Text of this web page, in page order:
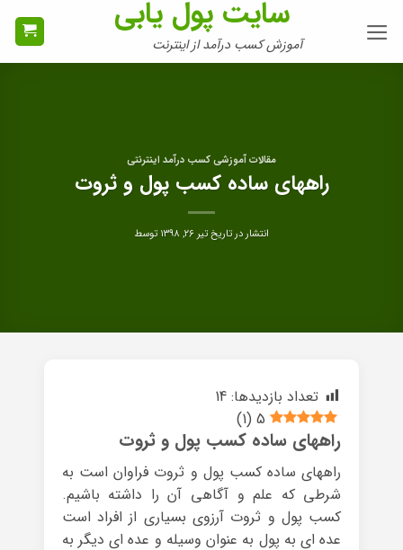
سایت پول یابی
آموزش کسب درآمد از اینترنت
مقالات آموزشی کسب درآمد اینترنتی
راههای ساده کسب پول و ثروت
انتشار در تاریختیر ۲۶, ۱۳۹۸ توسط
تعداد بازدیدها: 14
5
(
1
)
راههای ساده کسب پول و ثروت
راههای ساده کسب پول و ثروت فراوان است به
شرطی که علم و آگاهی آن را داشته باشیم.
کسب پول و ثروت آرزوی بسیاری از افراد است
عده ای به پول به عنوان وسیله و عده ای دیگر به